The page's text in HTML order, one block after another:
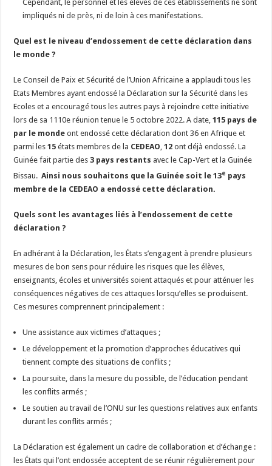
Cependant, le personnel et les élèves de ces établissements ne sont
impliqués ni de près, ni de loin à ces manifestations.
Quel est le niveau d’endossement de cette déclaration dans
le monde ?
Le Conseil de Paix et Sécurité de l’Union Africaine a applaudi tous les
Etats Membres ayant endossé la Déclaration sur la Sécurité dans les
Ecoles et a encouragé tous les autres pays à rejoindre cette initiative
lors de sa 1110e réunion tenue le 5 octobre 2022. A date,115 pays de
par le monde ont endossé cette déclaration dont 36 en Afrique et
parmi les15états membres de la CEDEAO,12ont déjà endossé. La
Guinée fait partie des3 pays restants avec le Cap-Vert et la Guinée
Bissau.Ainsi nous souhaitons que la Guinée soit le 13e pays
membre de la CEDEAO a endossé cette déclaration.
Quels sont les avantages liés à l’endossement de cette
déclaration ?
En adhérant à la Déclaration, les États s’engagent à prendre plusieurs
mesures de bon sens pour réduire les risques que les élèves,
enseignants, écoles et universités soient attaqués et pour atténuer les
conséquences négatives de ces attaques lorsqu’elles se produisent.
Ces mesures comprennent principalement :
Une assistance aux victimes d’attaques ;
Le développement et la promotion d’approches éducatives qui
tiennent compte des situations de conflits ;
La poursuite, dans la mesure du possible, de l’éducation pendant
les conflits armés ;
Le soutien au travail de l’ONU sur les questions relatives aux enfants
durant les conflits armés ;
La Déclaration est également un cadre de collaboration et d’échange :
les États qui l’ont endossée acceptent de se réunir régulièrement pour